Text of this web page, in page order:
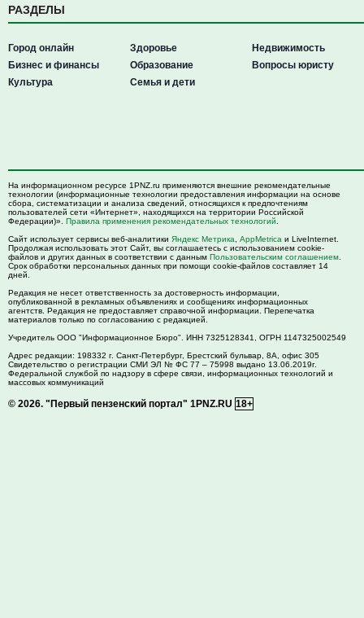
РАЗДЕЛЫ
Город онлайн
Бизнес и финансы
Культура
Здоровье
Образование
Семья и дети
Недвижимость
Вопросы юристу
На информационном ресурсе 1PNZ.ru применяются внешние рекомендательные
технологии (информационные технологии предоставления информации на основе
сбора, систематизации и анализа сведений, относящихся к предпочтениям
пользователей сети «Интернет», находящихся на территории Российской
Федерации)». Правила применения рекомендательных технологий
Сайт использует сервисы веб-аналитики Яндекс Метрика AppMetrica и LiveInternet.
Продолжая использовать этот Сайт, вы соглашаетесь с использованием cookie-
файлов и других данных в соответствии с данным Пользовательским соглашением
Срок обработки персональных данных при помощи cookie-файлов составляет 14
дней.
Редакция не несет ответственность за достоверность информации,
опубликованной в рекламных объявлениях и сообщениях информационных
агентств. Редакция не предоставляет справочной информации. Перепечатка
материалов только по согласованию с редакцией.
Учредитель ООО "Информационное Бюро". ИНН 7325128341, ОГРН 1147325002549
Адрес редакции: 198332 г. Санкт-Петербург, Брестский бульвар, 8А, офис 305
Свидетельство о регистрации СМИ ЭЛ № ФС 77 – 75998 выдано 13.06.2019г.
Федеральной службой по надзору в сфере связи, информационных технологий и
массовых коммуникаций
© 2026. "Первый пензенский портал" 1PNZ.RU 18+